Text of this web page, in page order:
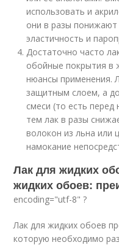
использовать и
они в разы понижают
эластичность и
Достаточно часто
обойные покрытия в
нюансы применения.
защитным слоем, а
смеси (то есть
тем лак в разы
волокон из льна или
намокание
Лак для жидких
жидких обоев:
encoding="utf-8" ?
Лак для жидких обоев
которую необходимо